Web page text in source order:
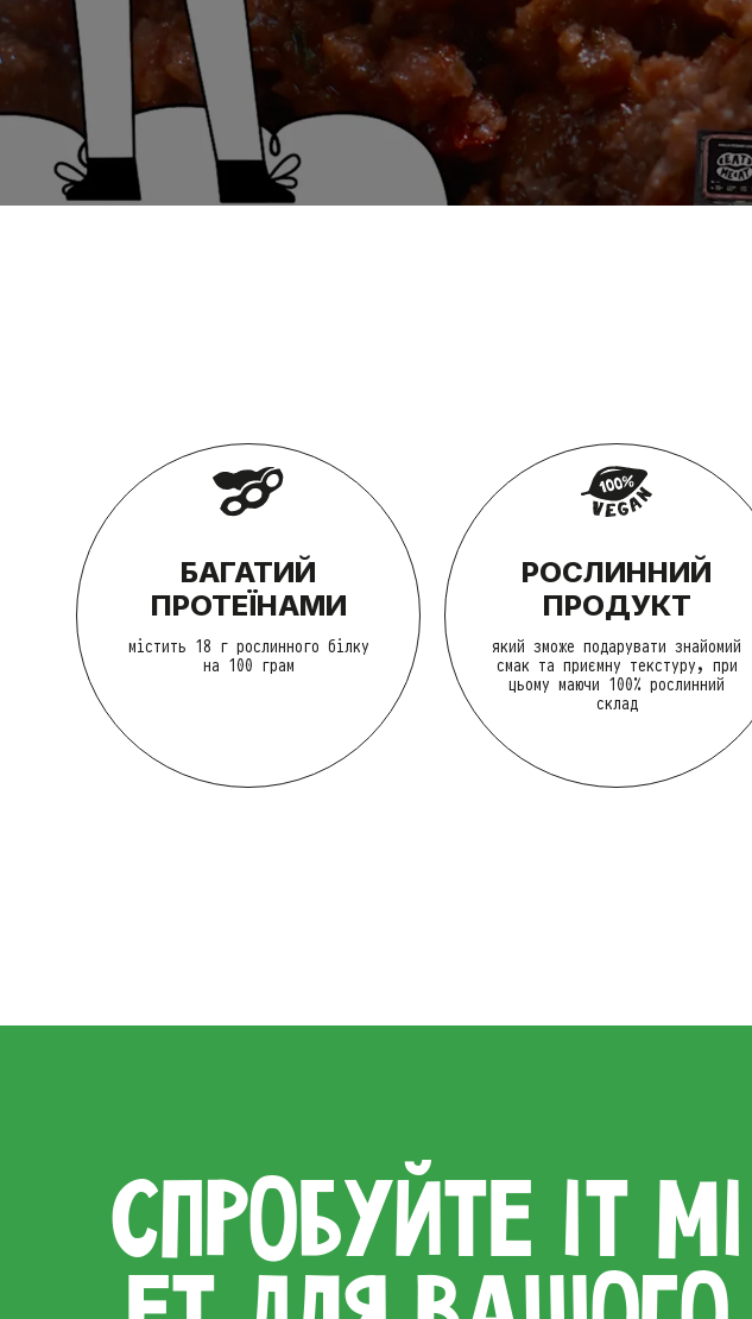
БАГАТИЙ
ПРОТЕЇНАМИ
містить 18 г рослинного білку
на 100 грам
РОСЛИННИЙ
ПРОДУКТ
який зможе подарувати знайомий
смак та приємну текстуру, при
цьому маючи 100% рослинний
склад
СПРОБУЙТЕ ІТ МІ